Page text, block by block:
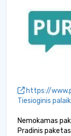
https://
Tiesioginis
Nemokamas
Pradinis